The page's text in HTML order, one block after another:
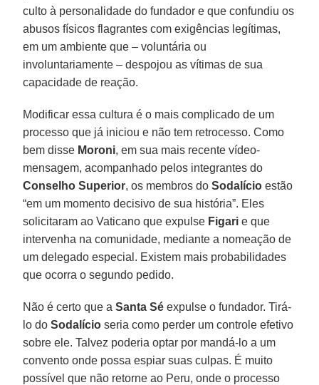
culto à personalidade do fundador e que confundiu os
abusos físicos flagrantes com exigências legítimas,
em um ambiente que – voluntária ou
involuntariamente – despojou as vítimas de sua
capacidade de reação.
Modificar essa cultura é o mais complicado de um
processo que já iniciou e não tem retrocesso. Como
bem disse Moroni, em sua mais recente vídeo-
mensagem, acompanhado pelos integrantes do
Conselho Superior, os membros doSodalício estão
“em um momento decisivo de sua história”. Eles
solicitaram ao Vaticano que expulse Figari e que
intervenha na comunidade, mediante a nomeação de
um delegado especial. Existem mais probabilidades
que ocorra o segundo pedido.
Não é certo que aSanta Sé expulse o fundador. Tirá-
lo doSodalício seria como perder um controle efetivo
sobre ele. Talvez poderia optar por mandá-lo a um
convento onde possa espiar suas culpas. É muito
possível que não retorne ao Peru, onde o processo